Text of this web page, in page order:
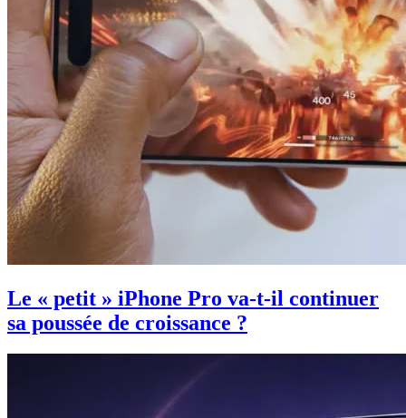
Le « petit » iPhone Pro va-t-il continuer
sa poussée de croissance ?